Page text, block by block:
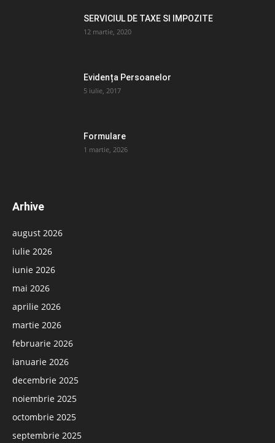
SERVICIUL DE TAXE SI IMPOZITE
12 martie, 2020
Evidența Persoanelor
5 iulie, 2017
Formulare
1 martie, 2026
Arhive
august 2026
iulie 2026
iunie 2026
mai 2026
aprilie 2026
martie 2026
februarie 2026
ianuarie 2026
decembrie 2025
noiembrie 2025
octombrie 2025
septembrie 2025